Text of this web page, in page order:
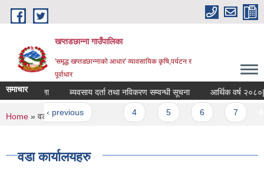
Skip to main content
खप्तडछान्ना गाउँपालिका
'समृद्ध खप्तडछान्नाको आधार' व्यावसायिक कृषि,पर्यटन र
पूर्वाधार
समाचार
सम्बन्धी सूचना ब्यवसाय दर्ता तथा नविकरण सम्वन्धी सूचना आर्थिक वर्ष
‹ previous
You are here
Home » वडा कार्यालयहरु
वडा कार्यालयहरु